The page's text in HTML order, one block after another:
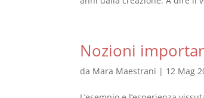
Nozioni
da Mara Maestrani | 12 Mag